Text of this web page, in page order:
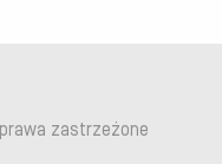
zastrzeżone